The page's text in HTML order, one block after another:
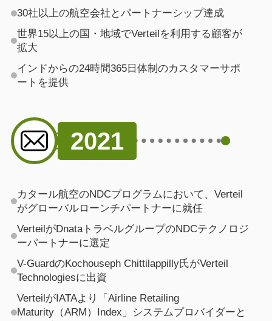
30社以上の航空会社とパートナーシップ達成
世界15以上の国・地域でVerteilを利用する顧客が
拡大
インドからの24時間365日体制のカスタマーサポ
ートを提供
2021
カタール航空のNDCプログラムにおいて、Verteil
がグローバルローンチパートナーに就任
VerteilがDnataトラベルグループのNDCテクノロジ
ーパートナーに選定
V-GuardのKochouseph Chittilappilly氏がVerteil
Technologiesに出資
VerteilがIATAより「Airline Retailing
Maturity（ARM）Index」システムプロバイダーと